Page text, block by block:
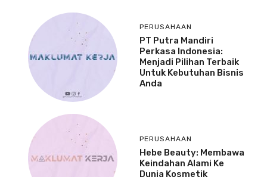
PERUSAHAAN
PT Putra Mandiri
Perkasa Indonesia:
Menjadi Pilihan Terbaik
Untuk Kebutuhan Bisnis
Anda
PERUSAHAAN
Hebe Beauty: Membawa
Keindahan Alami Ke
Dunia Kosmetik